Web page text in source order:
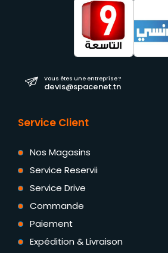
Vous êtes une entreprise ?
devis@spacenet.tn
Service Client
Nos Magasins
Service Reservii
Service Drive
Commande
Paiement
Expédition & Livraison